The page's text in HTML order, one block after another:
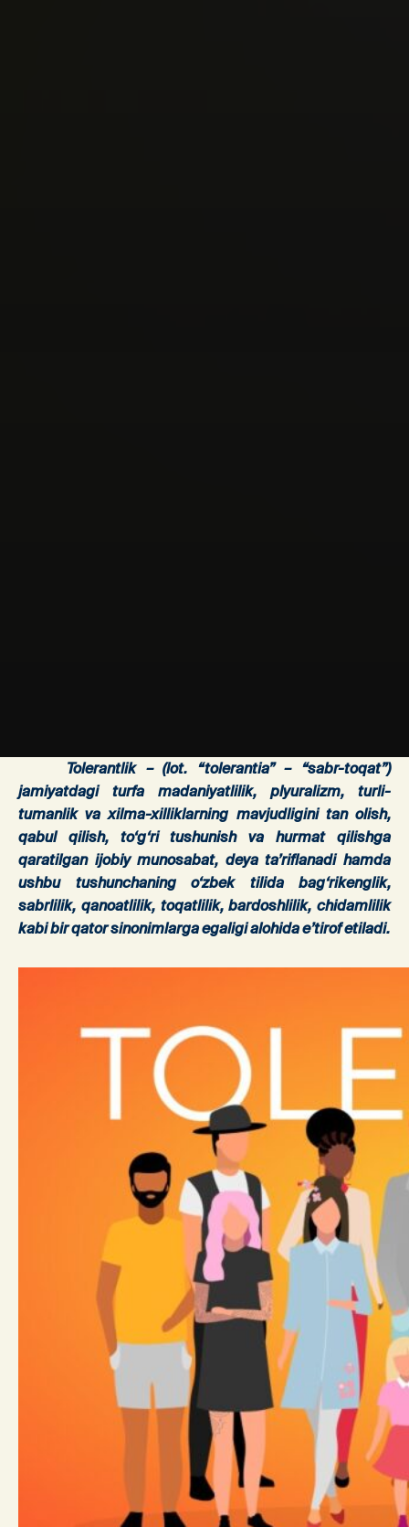
Tolerantlik – (lot. “tolerantia” – “sabr-toqat”)
jamiyatdagi turfa madaniyatlilik, plyuralizm, turli-
tumanlik va xilma-xilliklarning mavjudligini tan olish,
qabul qilish, to‘g‘ri tushunish va hurmat qilishga
qaratilgan ijobiy munosabat, deya ta’riflanadi hamda
ushbu tushunchaning o‘zbek tilida bag‘rikenglik,
sabrlilik, qanoatlilik, toqatlilik, bardoshlilik, chidamlilik
kabi bir qator sinonimlarga egaligi alohida e’tirof etiladi.